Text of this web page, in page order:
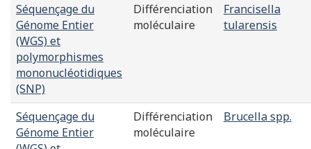
Séquençage du
Génome Entier
(WGS) et
polymorphismes
mononucléotidiques
(SNP)
Différenciation
moléculaire
Francisella
tularensis
Séquençage du
Génome Entier
Différenciation
moléculaire
Brucella spp.